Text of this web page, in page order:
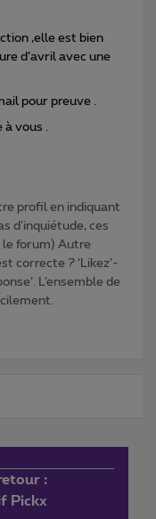
,elle est bien
d’avril avec une
pour preuve .
à vous .
profil en indiquant
d'inquiétude, ces
forum) Autre
correcte ? ‘Likez’-
L’ensemble de
:
Pickx